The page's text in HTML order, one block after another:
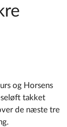
og Horsens
takket
de næste tre